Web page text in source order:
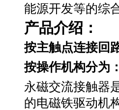
能源开发等的综
产品介绍：
按主触点连接回
按操作机构分为
永磁交流接触器
的电磁铁驱动机